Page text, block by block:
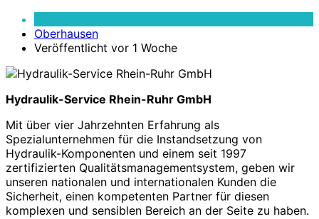
Monteur
(m/w/d)Oberhausen
Veröffentlicht vor 1 Woche
Hydraulik-Service Rhein-Ruhr GmbH
Mit über vier Jahrzehnten Erfahrung als
Spezialunternehmen für die Instandsetzung von
Hydraulik-Komponenten und einem seit 1997
zertifizierten Qualitätsmanagementsystem, geben wir
unseren nationalen und internationalen Kunden die
Sicherheit, einen kompetenten Partner für diesen
komplexen und sensiblen Bereich an der Seite zu haben.